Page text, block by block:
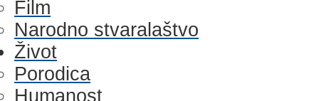
Film
Narodno stvaralaštvo
Život
Porodica
Humanost